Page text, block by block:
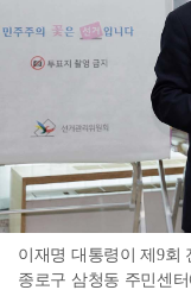
이재명 대통령이 제9회
종로구 삼청동 주민센